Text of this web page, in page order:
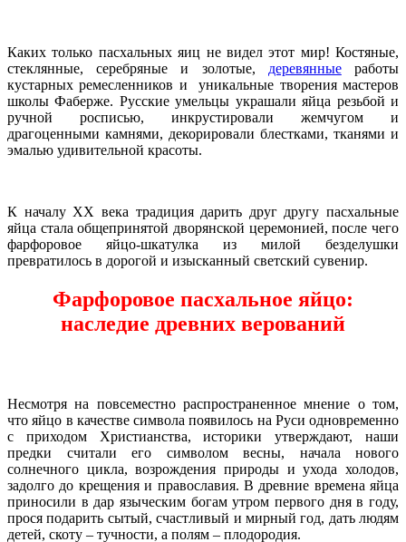
Каких только пасхальных яиц не видел этот мир! Костяные,
стеклянные, серебряные и золотые, деревянныеработы
кустарных ремесленников и уникальные творения мастеров
школы Фаберже. Русские умельцы украшали яйца резьбой и
ручной росписью, инкрустировали жемчугом и
драгоценными камнями, декорировали блестками, тканями и
эмалью удивительной красоты.
К началу ХХ века традиция дарить друг другу пасхальные
яйца стала общепринятой дворянской церемонией, после чего
фарфоровое яйцо-шкатулка из милой безделушки
превратилось в дорогой и изысканный светский сувенир.
Фарфоровое пасхальное яйцо:
наследие древних верований
Несмотря на повсеместно распространенное мнение о том,
что яйцо в качестве символа появилось на Руси одновременно
с приходом Христианства, историки утверждают, наши
предки считали его символом весны, начала нового
солнечного цикла, возрождения природы и ухода холодов,
задолго до крещения и православия. В древние времена яйца
приносили в дар языческим богам утром первого дня в году,
прося подарить сытый, счастливый и мирный год, дать людям
детей, скоту – тучности, а полям – плодородия.